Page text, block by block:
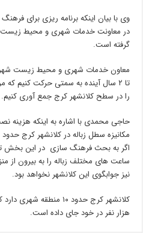
وی با بیان اینکه برنامه ریزی برای
در معاونت خدمات شهری و محیط زیست
گرفته است.
معاون خدمات شهری و محیط زیست
تا ۲ سال آینده به سمتی حرکت کنیم
را در سطح کلانشهر کرج جمع آوری کنیم.
حاجی محمدی با اشاره به اینکه هزینه
اگر به بحث فرهنگ سازی در این بخش
نیز جوابگوی این کلانشهر نخواهد بود.
هزار نفر در خود جای داده است.